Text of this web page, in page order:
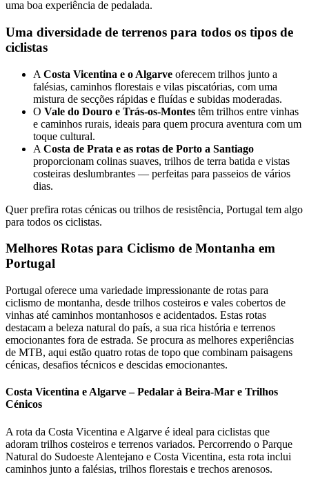
Caminho Francês de Santiago de Compostela
8 Dias|4/5
Santiago de Compostela de Bicicleta - Top Bike Tours
uma boa experiência de pedalada.
Uma diversidade de terrenos para todos os tipos de
ciclistas
A Costa Vicentina e o Algarve oferecem trilhos junto a
falésias, caminhos florestais e vilas piscatórias, com uma
mistura de secções rápidas e fluídas e subidas moderadas.
O Vale do Douro e Trás-os-Montes têm trilhos entre vinhas
e caminhos rurais, ideais para quem procura aventura com um
toque cultural.
A Costa de Prata e as rotas de Porto a Santiago
proporcionam colinas suaves, trilhos de terra batida e vistas
costeiras deslumbrantes — perfeitas para passeios de vários
dias.
Quer prefira rotas cénicas ou trilhos de resistência, Portugal tem algo
para todos os ciclistas.
Melhores Rotas para Ciclismo de Montanha em
Portugal
Portugal oferece uma variedade impressionante de rotas para
ciclismo de montanha, desde trilhos costeiros e vales cobertos de
vinhas até caminhos montanhosos e acidentados. Estas rotas
destacam a beleza natural do país, a sua rica história e terrenos
emocionantes fora de estrada. Se procura as melhores experiências
de MTB, aqui estão quatro rotas de topo que combinam paisagens
cénicas, desafios técnicos e descidas emocionantes.
Costa Vicentina e Algarve – Pedalar à Beira-Mar e Trilhos
Cénicos
A rota da Costa Vicentina e Algarve é ideal para ciclistas que
adoram trilhos costeiros e terrenos variados. Percorrendo o Parque
Natural do Sudoeste Alentejano e Costa Vicentina, esta rota inclui
caminhos junto a falésias, trilhos florestais e trechos arenosos.